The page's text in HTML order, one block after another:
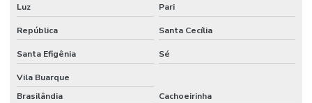
REMOTO
AUTOMAÇÃO
EM
AMERICANA
Luz Pari
República Santa Cecília
Santa Efigênia Sé
Vila Buarque
Brasilândia
Cachoeirinha